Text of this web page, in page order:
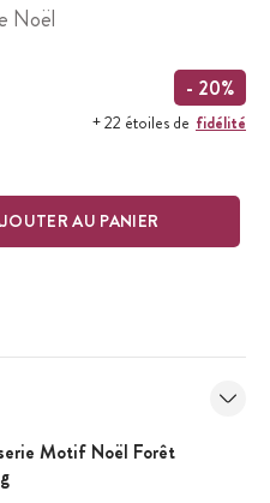
Noël
- 20%
+ 22 étoiles de fidélité
AU PANIER
Motif Noël Forêt